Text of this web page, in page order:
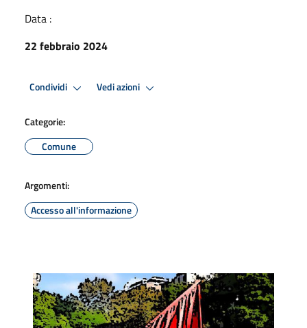
Data :
22 febbraio 2024
Condividi Vedi azioni
Categorie:
Comune
Argomenti:
Accesso all'informazione